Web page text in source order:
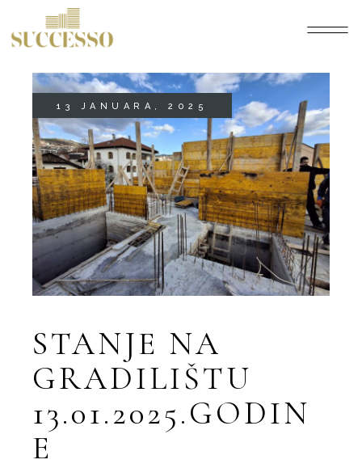
13 JANUARA, 2025
STANJE NA
GRADILIŠTU
13.01.2025.GODIN
E